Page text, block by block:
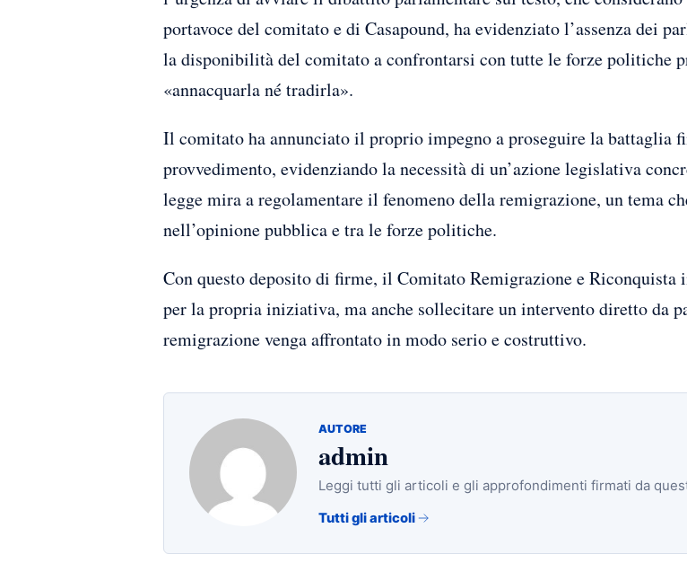
portavoce del comitato e di Casapound, ha evidenziato l’assenza dei
la disponibilità del comitato a confrontarsi con tutte le forze politiche
«annacquarla né tradirla».
Il comitato ha annunciato il proprio impegno a proseguire la battaglia
provvedimento, evidenziando la necessità di un’azione legislativa
legge mira a regolamentare il fenomeno della remigrazione, un tema
nell’opinione pubblica e tra le forze politiche.
Con questo deposito di firme, il Comitato Remigrazione e
per la propria iniziativa, ma anche sollecitare un intervento diretto da
remigrazione venga affrontato in modo serio e costruttivo.
AUTORE
admin
Leggi tutti gli articoli e gli approfondimenti firmati da
Tutti gli articoli